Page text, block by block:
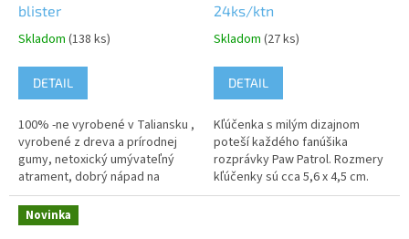
blister
Skladom (138 ks)
DETAIL
100% -ne vyrobené v Taliansku ,
vyrobené z dreva a prírodnej
gumy, netoxický umývateľný
atrament, dobrý nápad na
darček pre vaše dieťatko, set
obsahuje 5 pečiatok a 3
farebné...
24ks/ktn
Skladom (27 ks)
DETAIL
Kľúčenka s milým dizajnom
poteší každého fanúšika
rozprávky Paw Patrol. Rozmery
kľúčenky sú cca 5,6 x 4,5 cm.
Produkt je dodávaný ako mix
Novinka